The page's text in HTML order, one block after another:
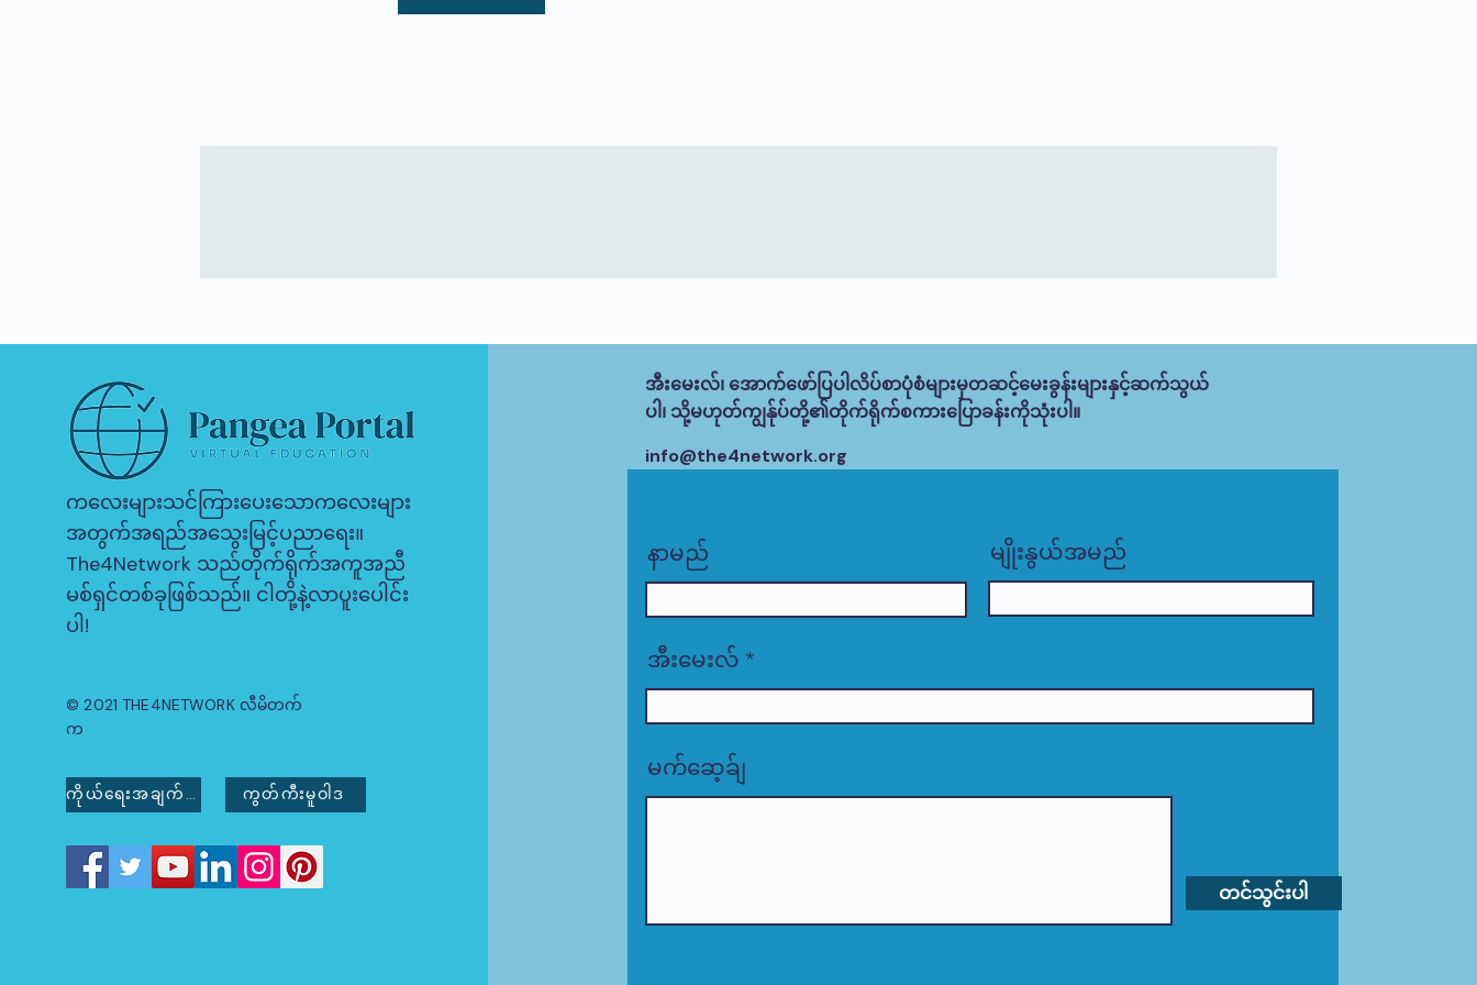
ကလေးများသင်ကြားပေးသောကလေးများ
အတွက်အရည်အသွေးမြင့်ပညာရေး။
The4Network သည်တိုက်ရိုက်အကူအညီ
မစ်ရှင်တစ်ခုဖြစ်သည်။ ငါတို့နဲ့လာပူးပေါင်း
ပါ!
© 2021 THE4NETWORK လီမိတက်
က
ကွတ်ကီးမူဝါဒ
အီးမေးလ်၊ အောက်ဖော်ပြပါလိပ်စာပုံစံများမှတဆင့်မေးခွန်းများနှင့်ဆက်သွယ်
ပါ၊ သို့မဟုတ်ကျွန်ုပ်တို့၏တိုက်ရိုက်စကားပြောခန်းကိုသုံးပါ။
info@the4network.org
နာမည် မျိုးနွယ်အမည်
အီးမေးလ်
မက်ဆေ့ခ်ျ
တင်သွင်းပါ